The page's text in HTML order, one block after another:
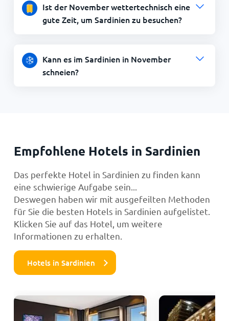
Ist der November wettertechnisch eine
gute Zeit, um Sardinien zu besuchen?
Kann es im Sardinien in November
schneien?
Empfohlene Hotels in Sardinien
Das perfekte Hotel in Sardinien zu finden kann
eine schwierige Aufgabe sein...
Deswegen haben wir mit ausgefeilten Methoden
für Sie die besten Hotels in Sardinien aufgelistet.
Klicken Sie auf das Hotel, um weitere
Informationen zu erhalten.
Hotels in Sardinien